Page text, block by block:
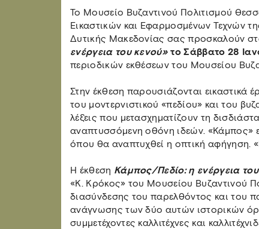
To Μουσείο Βυζαντινού Πολιτισμού
Εικαστικών και Εφαρμοσμένων Τεχνών
Δυτικής Μακεδονίας σας προσκαλούν
ενέργεια του κενού»το Σάββατο 28
περιοδικών εκθέσεων του Μουσείου
Στην έκθεση παρουσιάζονται εικαστικά
του μοντερνιστικού «πεδίου» και του
λέξεις που μετασχηματίζουν τη
αναπτυσσόμενη οθόνη ιδεών. «Κάμπος»
όπου θα αναπτυχθεί η οπτική αφήγηση.
Η έκθεση Κάμπος/Πεδίο: η ενέργεια
«Κ. Κρόκος» του Μουσείου Βυζαντινού
διασύνδεσης του παρελθόντος και του
ανάγνωσης των δύο αυτών ιστορικών
συμμετέχοντες καλλιτέχνες και